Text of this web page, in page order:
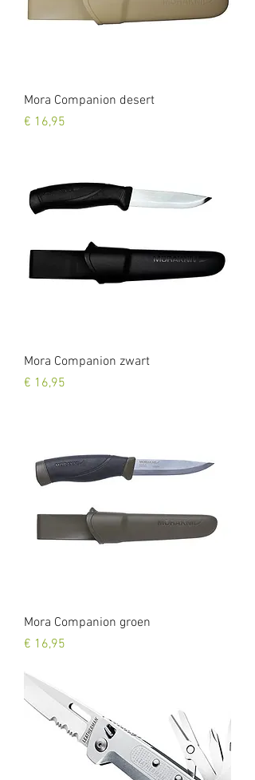
Mora Companion desert
Prijs
€ 16,95
Mora Companion zwart
Prijs
€ 16,95
Mora Companion groen
Prijs
€ 16,95